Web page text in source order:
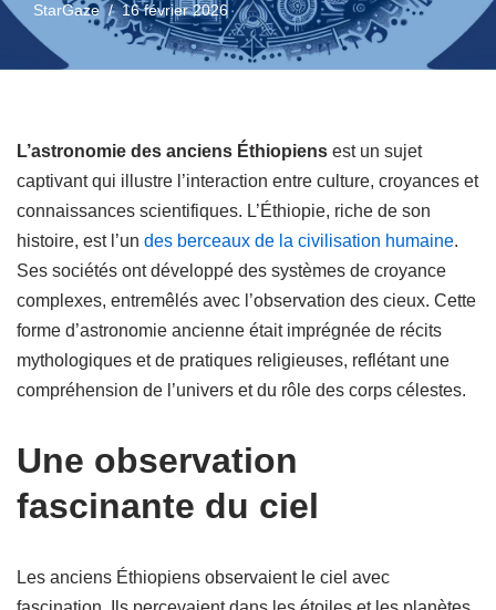
StarGaze 16 février 2026
L’astronomie des anciens Éthiopiens est un sujet
captivant qui illustre l’interaction entre culture, croyances et
connaissances scientifiques. L’Éthiopie, riche de son
histoire, est l’un des berceaux de la civilisation humaine.
Ses sociétés ont développé des systèmes de croyance
complexes, entremêlés avec l’observation des cieux. Cette
forme d’astronomie ancienne était imprégnée de récits
mythologiques et de pratiques religieuses, reflétant une
compréhension de l’univers et du rôle des corps célestes.
Une observation
fascinante du ciel
Les anciens Éthiopiens observaient le ciel avec